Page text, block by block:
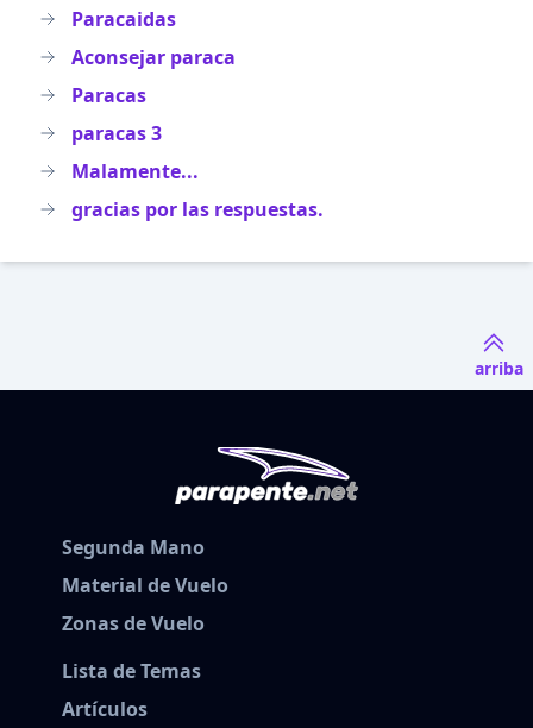
Paracaidas
Aconsejar paraca
Paracas
paracas 3
Malamente...
gracias por las respuestas.
arriba
Segunda Mano
Material de Vuelo
Zonas de Vuelo
Lista de Temas
Artículos